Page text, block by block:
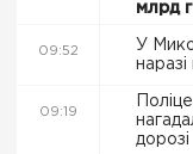
млрд
09:52
У
наразі
09:19
дорозі